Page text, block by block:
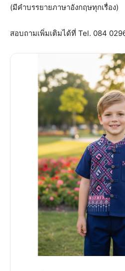
(มีคำบรรยายภาษาอังกฤษทุกเรื่อง)
สอบถามเพิ่มเติมได้ที่ Tel. 084